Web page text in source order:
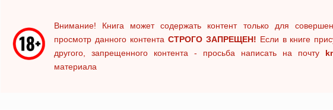
Внимание! Книга может содержать контент только для
просмотр данного контента СТРОГО ЗАПРЕЩЕН! Если в книге
другого, запрещенного контента - просьба написать на почту
материала